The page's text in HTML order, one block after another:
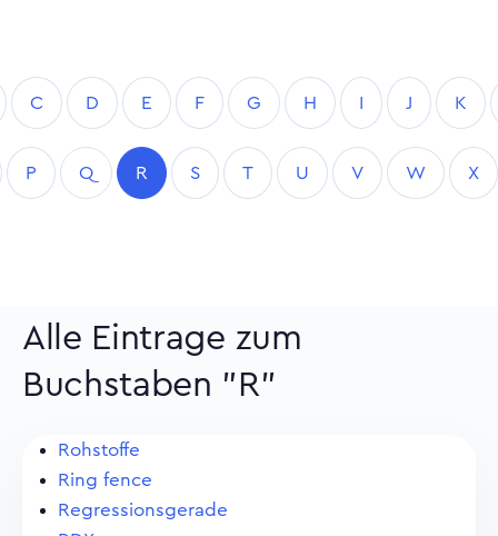
C D E F G H I J K
P Q R S T U V W X
Alle Eintrage zum
Buchstaben "R"
Rohstoffe
Ring fence
Regressionsgerade